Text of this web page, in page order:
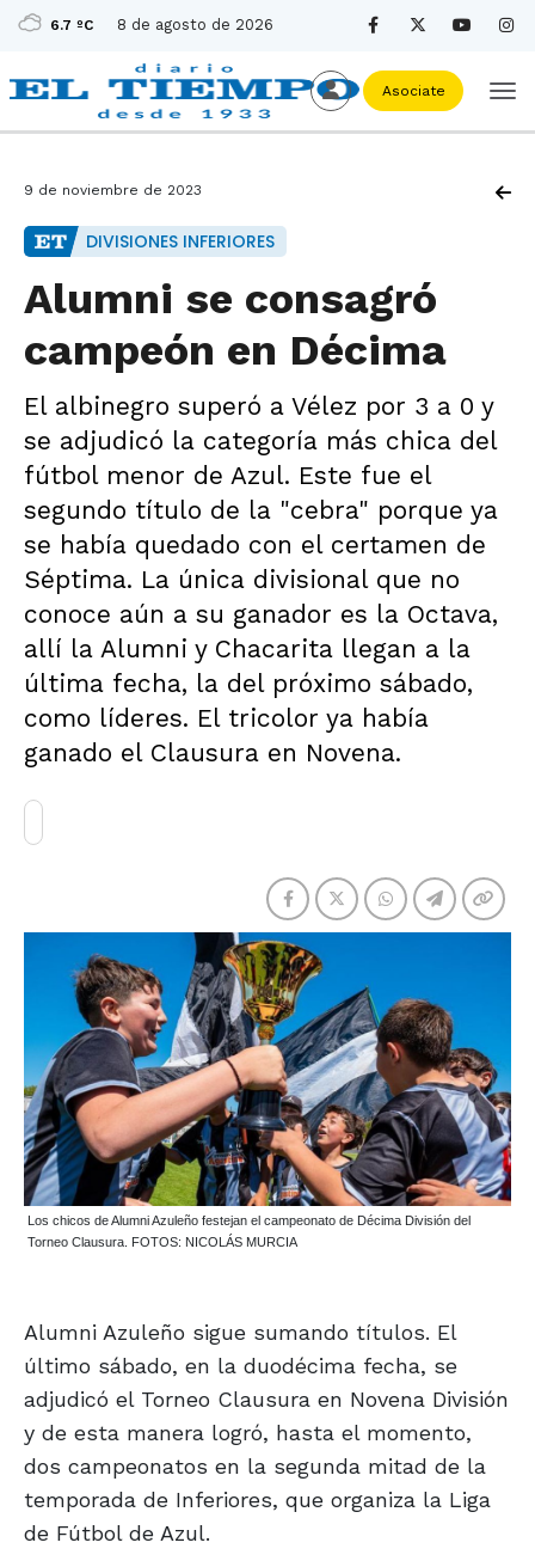
6.7 ºC 8 de agosto de 2026
Asociate
9 de noviembre de 2023
DIVISIONES INFERIORES
Alumni se consagró
campeón en Décima
El albinegro superó a Vélez por 3 a 0 y
se adjudicó la categoría más chica del
fútbol menor de Azul. Este fue el
segundo título de la "cebra" porque ya
se había quedado con el certamen de
Séptima. La única divisional que no
conoce aún a su ganador es la Octava,
allí la Alumni y Chacarita llegan a la
última fecha, la del próximo sábado,
como líderes. El tricolor ya había
ganado el Clausura en Novena.
Los chicos de Alumni Azuleño festejan el campeonato de Décima División del
Torneo Clausura. FOTOS: NICOLÁS MURCIA
Alumni Azuleño sigue sumando títulos. El
último sábado, en la duodécima fecha, se
adjudicó el Torneo Clausura en Novena División
y de esta manera logró, hasta el momento,
dos campeonatos en la segunda mitad de la
temporada de Inferiores, que organiza la Liga
de Fútbol de Azul.